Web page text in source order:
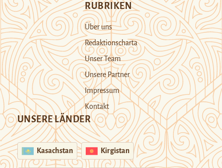
RUBRIKEN
Über uns
Redaktionscharta
Unser Team
Unsere Partner
Impressum
Kontakt
UNSERE LÄNDER
Kasachstan Kirgistan